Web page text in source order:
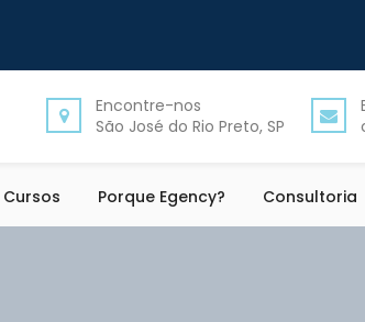
Encontre-nos
São José do Rio Preto, SP
Cursos Porque Egency? Consultoria